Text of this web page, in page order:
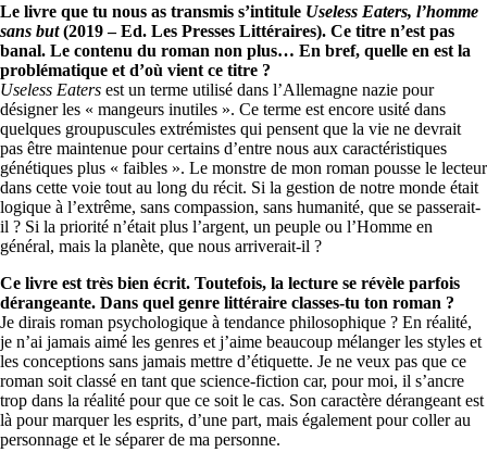
Le livre que tu nous as transmis s’intitule Useless Eaters, l’homme
sans but(2019 – Ed. Les Presses Littéraires). Ce titre n’est pas
banal. Le contenu du roman non plus… En bref, quelle en est la
problématique et d’où vient ce titre ?
Useless Eaters est un terme utilisé dans l’Allemagne nazie pour
désigner les « mangeurs inutiles ». Ce terme est encore usité dans
quelques groupuscules extrémistes qui pensent que la vie ne devrait
pas être maintenue pour certains d’entre nous aux caractéristiques
génétiques plus « faibles ». Le monstre de mon roman pousse le lecteur
dans cette voie tout au long du récit. Si la gestion de notre monde était
logique à l’extrême, sans compassion, sans humanité, que se passerait-
il ? Si la priorité n’était plus l’argent, un peuple ou l’Homme en
général, mais la planète, que nous arriverait-il ?
Ce livre est très bien écrit. Toutefois, la lecture se révèle parfois
dérangeante. Dans quel genre littéraire classes-tu ton roman ?
Je dirais roman psychologique à tendance philosophique ? En réalité,
je n’ai jamais aimé les genres et j’aime beaucoup mélanger les styles et
les conceptions sans jamais mettre d’étiquette. Je ne veux pas que ce
roman soit classé en tant que science-fiction car, pour moi, il s’ancre
trop dans la réalité pour que ce soit le cas. Son caractère dérangeant est
là pour marquer les esprits, d’une part, mais également pour coller au
personnage et le séparer de ma personne.